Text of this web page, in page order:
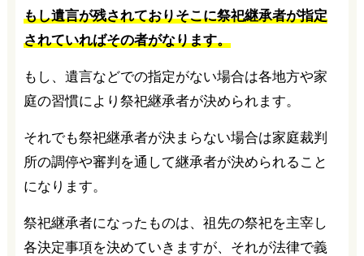
もし遺言が残されておりそこに祭祀継承者が指定
されていればその者がなります。
もし、遺言などでの指定がない場合は各地方や家
庭の習慣により祭祀継承者が決められます。
それでも祭祀継承者が決まらない場合は家庭裁判
所の調停や審判を通して継承者が決められること
になります。
祭祀継承者になったものは、祖先の祭祀を主宰し
各決定事項を決めていきますが、それが法律で義